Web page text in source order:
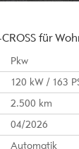
für
Pkw
120 kW / 163
2.500 km
04/2026
Automatik